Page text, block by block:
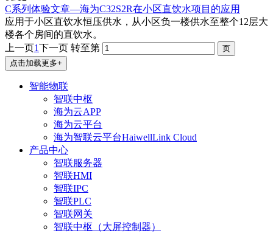
C系列体验文章—海为C32S2R在小区直饮水项目的应用
应用于小区直饮水恒压供水，从小区负一楼供水至整个12层大
楼各个房间的直饮水。
上一页1下一页 转至第
点击加载更多+
智能物联
智联中枢
海为云APP
海为云平台
海为智联云平台HaiwellLink Cloud
产品中心
智联服务器
智联HMI
智联IPC
智联PLC
智联网关
智联中枢（大屏控制器）